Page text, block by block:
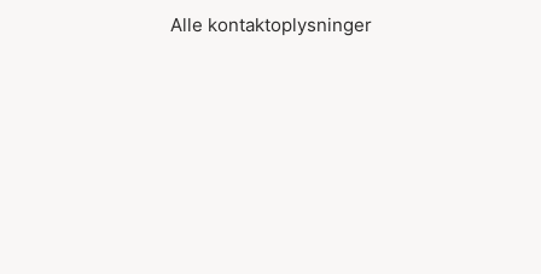
Alle kontaktoplysninger